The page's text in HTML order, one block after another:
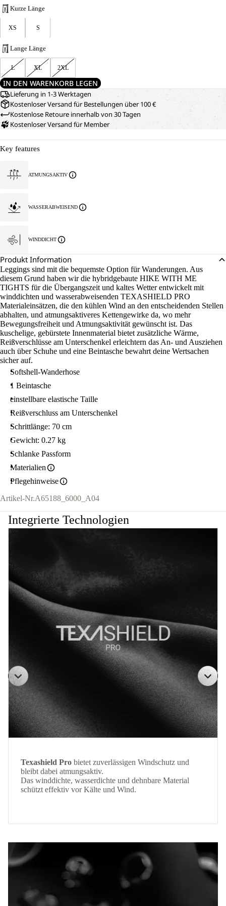
Kurze Länge
XS S
Lange Länge
L XL 2XL
IN DEN WARENKORB LEGEN
Lieferung in 1-3 Werktagen
Kostenloser Versand für Bestellungen über 100 €
Kostenlose Retoure innerhalb von 30 Tagen
Kostenloser Versand für Member
Key features
ATMUNGSAKTIV
WASSERABWEISEND
WINDDICHT
Produkt Information
Leggings sind mit die bequemste Option für Wanderungen. Aus
diesem Grund haben wir die hybridgebaute HIKE WITH ME
TIGHTS für die Übergangszeit und kaltes Wetter entwickelt mit
winddichten und wasserabweisenden TEXASHIELD PRO
Materialeinsätzen, die den kühlen Wind an den entscheidenden Stellen
abhalten, und atmungsaktiveres Kettengewirke da, wo mehr
Bewegungsfreiheit und Atmungsaktivität gewünscht ist. Das
kuschelige, gebürstete Innenmaterial bietet zusätzliche Wärme,
Reißverschlüsse am Unterschenkel erleichtern das An- und Ausziehen
auch über Schuhe und eine Beintasche bewahrt deine Wertsachen
sicher auf.
Softshell-Wanderhose
1 Beintasche
einstellbare elastische Taille
Reißverschluss am Unterschenkel
Schrittlänge: 70 cm
Gewicht: 0.27 kg
Schlanke Passform
Materialien
Pflegehinweise
Artikel-Nr.A65188_6000_A04
Integrierte Technologien
Texashield Pro bietet zuverlässigen Windschutz und
bleibt dabei atmungsaktiv.
Das winddichte, wasserdichte und dehnbare Material
schützt effektiv vor Kälte und Wind.